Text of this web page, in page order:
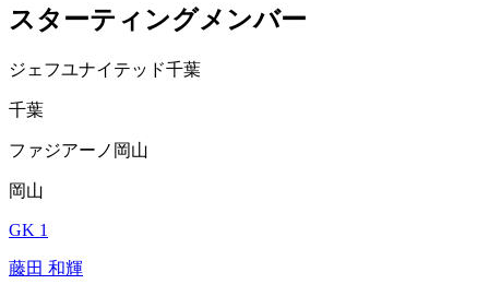
スターティングメンバー
ジェフユナイテッド千葉
千葉
ファジアーノ岡山
岡山
GK 1
藤田 和輝